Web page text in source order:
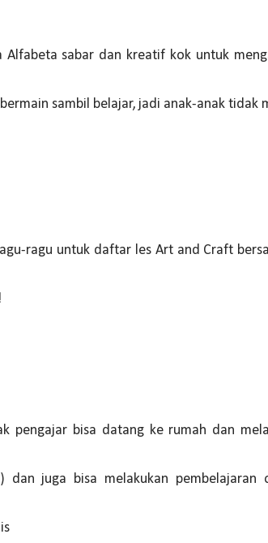
Alfabeta sabar dan kreatif kok untuk
sambil belajar, jadi anak-anak tidak
ragu untuk daftar les Art and Craft
pengajar bisa datang ke rumah dan
juga bisa melakukan pembelajaran